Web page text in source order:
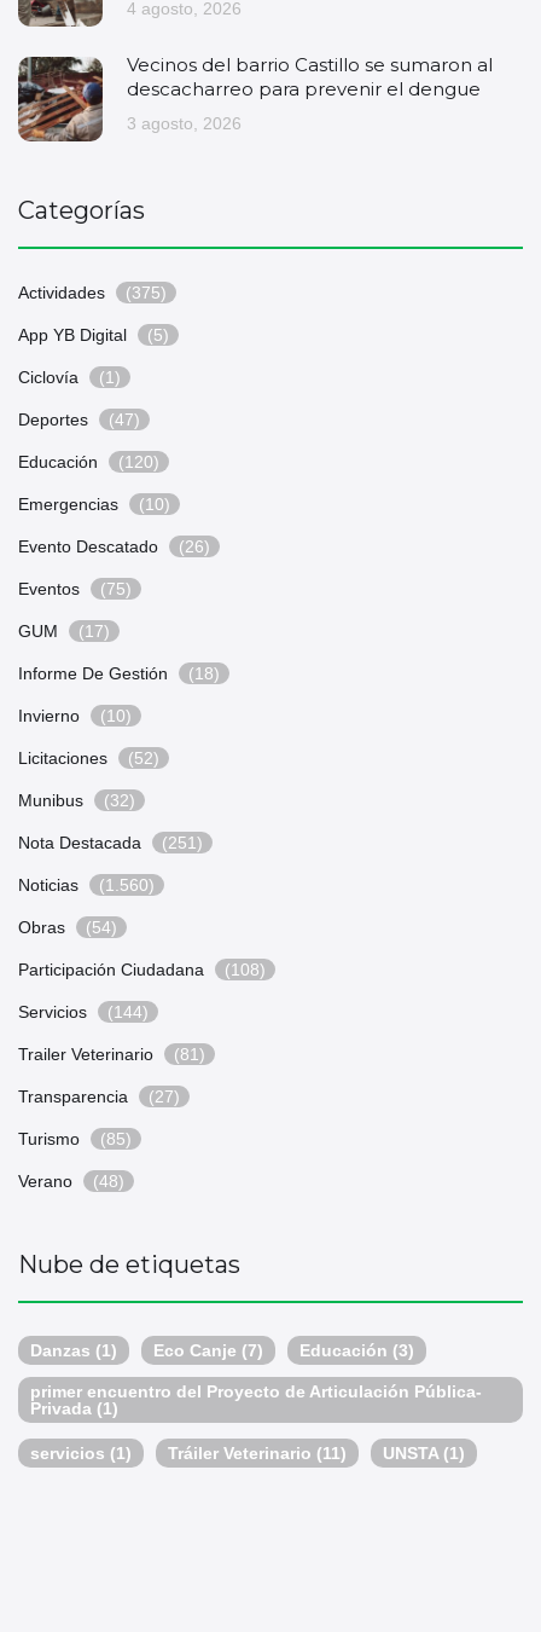
4 agosto, 2026
Vecinos del barrio Castillo se sumaron al
descacharreo para prevenir el dengue
3 agosto, 2026
Categorías
Actividades (375)
App YB Digital (5)
Ciclovía (1)
Deportes (47)
Educación (120)
Emergencias (10)
Evento Descatado (26)
Eventos (75)
GUM (17)
Informe De Gestión (18)
Invierno (10)
Licitaciones (52)
Munibus (32)
Nota Destacada (251)
Noticias (1.560)
Obras (54)
Participación Ciudadana (108)
Servicios (144)
Trailer Veterinario (81)
Transparencia (27)
Turismo (85)
Verano (48)
Nube de etiquetas
Danzas (1) Eco Canje (7) Educación (3)
primer encuentro del Proyecto de Articulación Pública-
Privada (1)
servicios (1) Tráiler Veterinario (11) UNSTA (1)